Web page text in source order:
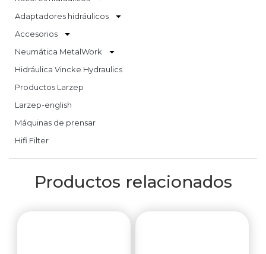
Adaptadores hidráulicos
Accesorios
Neumática MetalWork
Hidráulica Vincke Hydraulics
Productos Larzep
Larzep-english
Máquinas de prensar
Hifi Filter
Productos relacionados